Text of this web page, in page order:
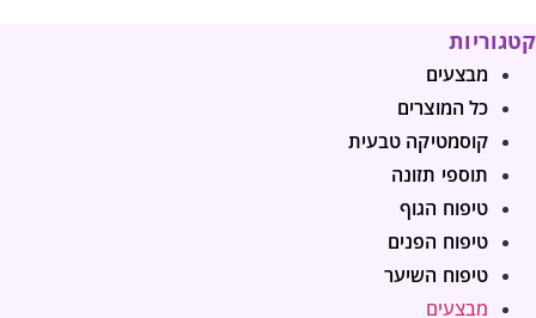
קטגוריות
מבצעים
כל המוצרים
קוסמטיקה טבעית
תוספי תזונה
טיפוח הגוף
טיפוח הפנים
טיפוח השיער
מבצעים